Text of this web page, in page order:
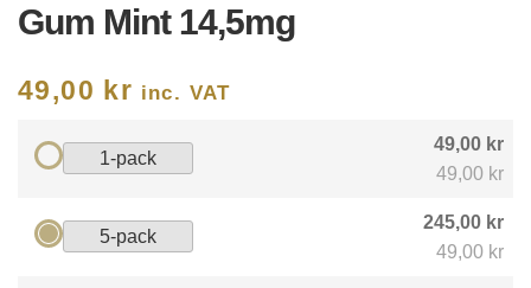
Gum Mint 14,5mg
49,00 kr inc. VAT
1-pack
49,00 kr
49,00 kr
5-pack
245,00 kr
49,00 kr